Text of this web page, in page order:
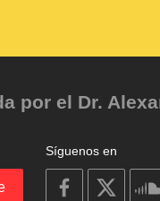
por el Dr.
Síguenos en
on
facebook
on